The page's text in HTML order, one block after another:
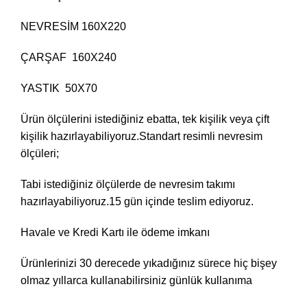
NEVRESİM 160X220
ÇARŞAF 160X240
YASTIK 50X70
Ürün ölçülerini istediğiniz ebatta, tek kişilik veya çift
kişilik hazırlayabiliyoruz.Standart resimli nevresim
ölçüleri;
Tabi istediğiniz ölçülerde de nevresim takımı
hazırlayabiliyoruz.15 gün içinde teslim ediyoruz.
Havale ve Kredi Kartı ile ödeme imkanı
Ürünlerinizi 30 derecede yıkadığınız sürece hiç bişey
olmaz yıllarca kullanabilirsiniz günlük kullanıma